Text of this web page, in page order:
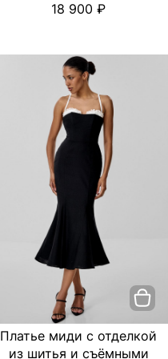
платье
принтом.
Цвет
пудровый
платье
принтом.
Цвет
Черный
18 900
Платье миди с отделкой
из шитья и съёмными